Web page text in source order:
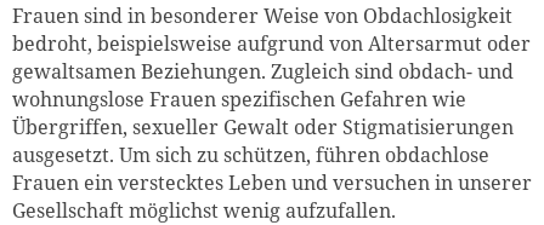
Frauen sind in besonderer Weise von Obdachlosigkeit
bedroht, beispielsweise aufgrund von Altersarmut oder
gewaltsamen Beziehungen. Zugleich sind obdach- und
wohnungslose Frauen spezifischen Gefahren wie
Übergriffen, sexueller Gewalt oder Stigmatisierungen
ausgesetzt. Um sich zu schützen, führen obdachlose
Frauen ein verstecktes Leben und versuchen in unserer
Gesellschaft möglichst wenig aufzufallen.